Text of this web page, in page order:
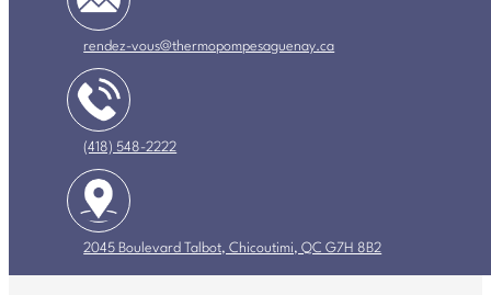
rendez-vous@thermopompesaguenay.ca
(418) 548-2222
2045 Boulevard Talbot, Chicoutimi, QC G7H 8B2